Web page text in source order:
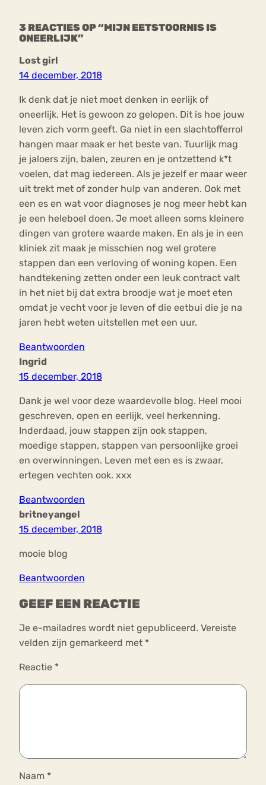
3 REACTIES OP “MIJN EETSTOORNIS IS
ONEERLIJK”
Lost girl
14 december, 2018
Ik denk dat je niet moet denken in eerlijk of
oneerlijk. Het is gewoon zo gelopen. Dit is hoe jouw
leven zich vorm geeft. Ga niet in een slachtofferrol
hangen maar maak er het beste van. Tuurlijk mag
je jaloers zijn, balen, zeuren en je ontzettend k*t
voelen, dat mag iedereen. Als je jezelf er maar weer
uit trekt met of zonder hulp van anderen. Ook met
een es en wat voor diagnoses je nog meer hebt kan
je een heleboel doen. Je moet alleen soms kleinere
dingen van grotere waarde maken. En als je in een
kliniek zit maak je misschien nog wel grotere
stappen dan een verloving of woning kopen. Een
handtekening zetten onder een leuk contract valt
in het niet bij dat extra broodje wat je moet eten
omdat je vecht voor je leven of die eetbui die je na
jaren hebt weten uitstellen met een uur.
Beantwoorden
Ingrid
15 december, 2018
Dank je wel voor deze waardevolle blog. Heel mooi
geschreven, open en eerlijk, veel herkenning.
Inderdaad, jouw stappen zijn ook stappen,
moedige stappen, stappen van persoonlijke groei
en overwinningen. Leven met een es is zwaar,
ertegen vechten ook. xxx
Beantwoorden
britneyangel
15 december, 2018
mooie blog
Beantwoorden
GEEF EEN REACTIE
Je e-mailadres wordt niet gepubliceerd. Vereiste
velden zijn gemarkeerd met *
Reactie *
Naam *